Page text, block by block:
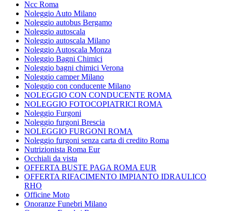
Ncc Roma
Noleggio Auto Milano
Noleggio autobus Bergamo
Noleggio autoscala
Noleggio autoscala Milano
Noleggio Autoscala Monza
Noleggio Bagni Chimici
Noleggio bagni chimici Verona
Noleggio camper Milano
Noleggio con conducente Milano
NOLEGGIO CON CONDUCENTE ROMA
NOLEGGIO FOTOCOPIATRICI ROMA
Noleggio Furgoni
Noleggio furgoni Brescia
NOLEGGIO FURGONI ROMA
Noleggio furgoni senza carta di credito Roma
Nutrizionista Roma Eur
Occhiali da vista
OFFERTA BUSTE PAGA ROMA EUR
OFFERTA RIFACIMENTO IMPIANTO IDRAULICO
RHO
Officine Moto
Onoranze Funebri Milano